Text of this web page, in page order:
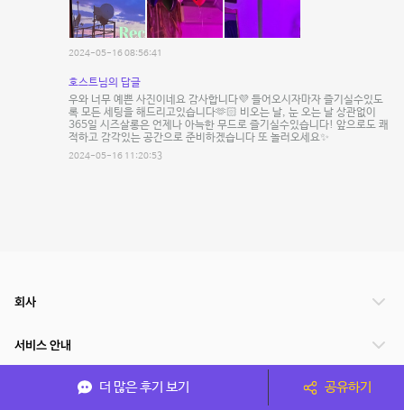
2024-05-16 08:56:41
호스트님의 답글
우와 너무 예쁜 사진이네요 감사합니다💜 들어오시자마자 즐기실수있도
록 모든 세팅을 해드리고있습니다🫶🏻 비오는 날, 눈 오는 날 상관없이
365일 시즈살롱은 언제나 아늑한 무드로 즐기실수있습니다! 앞으로도 쾌
적하고 감각있는 공간으로 준비하겠습니다 또 놀러오세요✨
2024-05-16 11:20:53
더 많은 후기 보기 공유하기
회사
서비스 안내